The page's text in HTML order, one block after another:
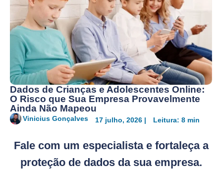
Dados de Crianças e Adolescentes Online:
O Risco que Sua Empresa Provavelmente
Ainda Não Mapeou
Vinicius Gonçalves 17 julho, 2026 | Leitura: 8 min
Fale com um especialistae fortaleça a
proteção de dados da sua empresa.